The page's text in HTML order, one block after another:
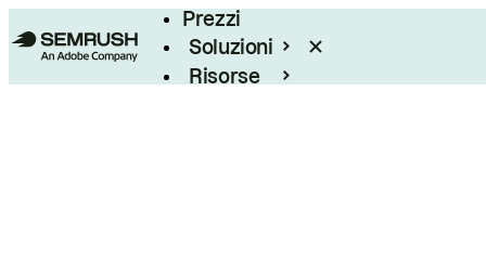
Prezzi
Soluzioni
Risorse